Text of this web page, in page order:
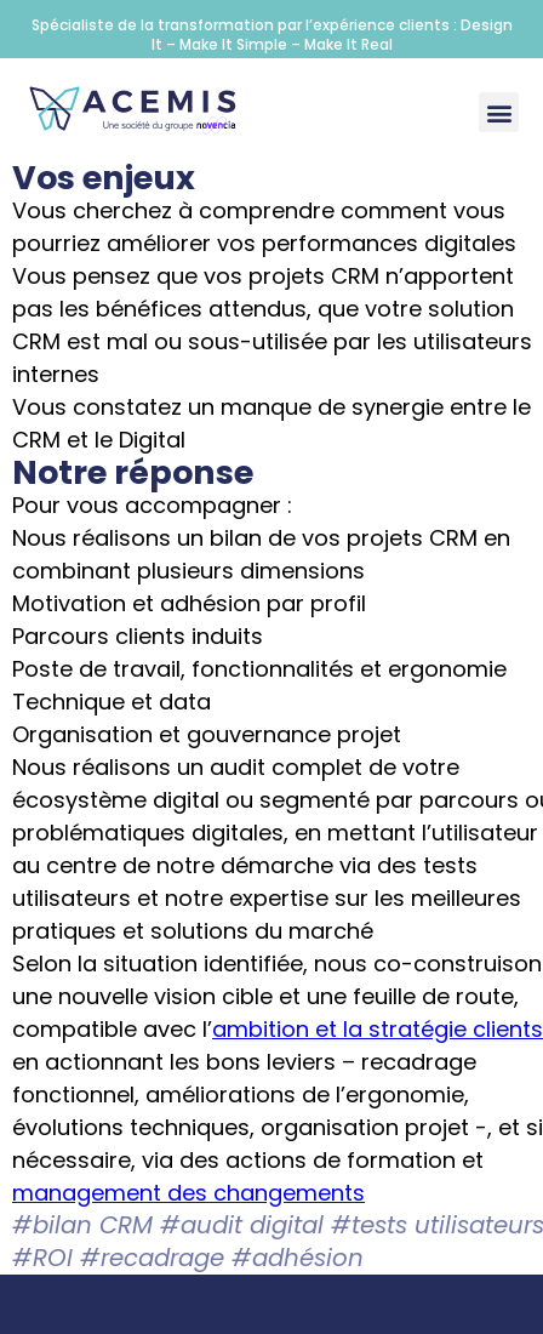
Spécialiste de la transformation par l’expérience clients : Design
It – Make It Simple – Make It Real
Vos enjeux
Vous cherchez à comprendre comment vous
pourriez améliorer vos performances digitales
Vous pensez que vos projets CRM n’apportent
pas les bénéfices attendus, que votre solution
CRM est mal ou sous-utilisée par les utilisateurs
internes
Vous constatez un manque de synergie entre le
CRM et le Digital
Notre réponse
Pour vous accompagner :
Nous réalisons un bilan de vos projets CRM en
combinant plusieurs dimensions
Motivation et adhésion par profil
Parcours clients induits
Poste de travail, fonctionnalités et ergonomie
Technique et data
Organisation et gouvernance projet
Nous réalisons un audit complet de votre
écosystème digital ou segmenté par parcours
problématiques digitales, en mettant l’utilisateur
au centre de notre démarche via des tests
utilisateurs et notre expertise sur les meilleures
pratiques et solutions du marché
Selon la situation identifiée, nous co-
une nouvelle vision cible et une feuille de route,
compatible avec l’ambition et la stratégie clients
en actionnant les bons leviers – recadrage
fonctionnel, améliorations de l’ergonomie,
évolutions techniques, organisation projet -, et si
nécessaire, via des actions de formation et
management des changements
#bilan CRM #audit digital #tests utilisateurs
#ROI #recadrage #adhésion